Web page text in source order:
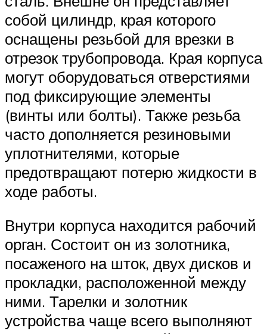
собой цилиндр, края которого
оснащены резьбой для врезки в
отрезок трубопровода. Края корпуса
могут оборудоваться отверстиями
под фиксирующие элементы
(винты или болты). Также резьба
часто дополняется резиновыми
уплотнителями, которые
предотвращают потерю жидкости в
ходе работы.
Внутри корпуса находится рабочий
орган. Состоит он из золотника,
посаженого на шток, двух дисков и
прокладки, расположенной между
ними. Тарелки и золотник
устройства чаще всего выполняют